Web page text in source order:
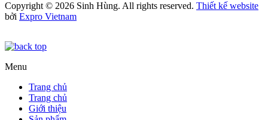
Copyright © 2026 Sinh Hùng. All rights reserved. Thiết kế website
bởi Expro Vietnam
Menu
Trang chủ
Trang chủ
Giới thiệu